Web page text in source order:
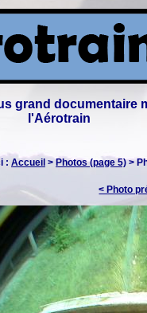
grand documentaire
l'Aérotrain
: Accueil > Photos (page 5)>
< Photo